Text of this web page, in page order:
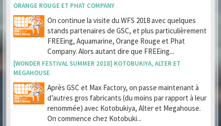
ORANGE ROUGE ET PHAT COMPANY
On continue la visite du WFS 2018 avec quelques
stands partenaires de GSC, et plus particulièrement
FREEing, Aquamarine, Orange Rouge et Phat
Company. Alors autant dire que FREEing...
[WONDER FESTIVAL SUMMER 2018] KOTOBUKIYA, ALTER ET
MEGAHOUSE
Après GSC et Max Factory, on passe maintenant à
d’autres gros fabricants (du moins par rapport à leur
renommée) avec Kotobukiya, Alter et Megahouse.
On commence chez Kotobuki...